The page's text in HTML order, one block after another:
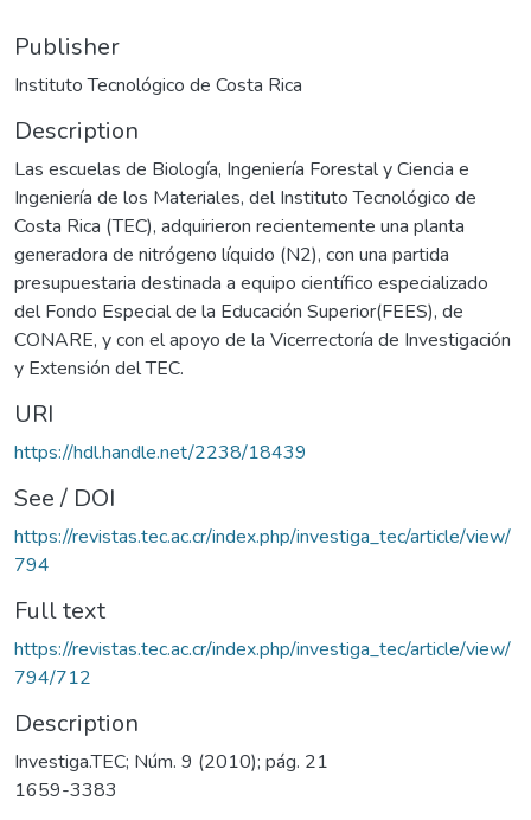
Publisher
Instituto Tecnológico de Costa Rica
Description
Las escuelas de Biología, Ingeniería Forestal y Ciencia e
Ingeniería de los Materiales, del Instituto Tecnológico de
Costa Rica (TEC), adquirieron recientemente una planta
generadora de nitrógeno líquido (N2), con una partida
presupuestaria destinada a equipo científico especializado
del Fondo Especial de la Educación Superior(FEES), de
CONARE, y con el apoyo de la Vicerrectoría de Investigación
y Extensión del TEC.
URI
https://hdl.handle.net/2238/18439
See / DOI
https://revistas.tec.ac.cr/index.php/investiga_tec/article/view/
794
Full text
https://revistas.tec.ac.cr/index.php/investiga_tec/article/view/
794/712
Description
Investiga.TEC; Núm. 9 (2010); pág. 21
1659-3383